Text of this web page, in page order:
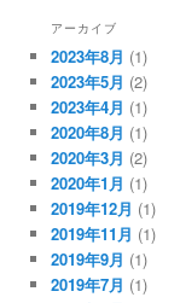
アーカイブ
2023年8月 (1)
2023年5月 (2)
2023年4月 (1)
2020年8月 (1)
2020年3月 (2)
2020年1月 (1)
2019年12月 (1)
2019年11月 (1)
2019年9月 (1)
2019年7月 (1)